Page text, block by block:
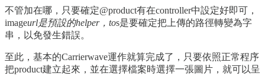
不管加在哪，只要確定@product有在controller中設定好即可，
imageurl是預設的helper，tos是要確定把上傳的路徑轉變為字
串，以免發生錯誤。
至此，基本的Carrierwave運作就算完成了，只要依照正常程序
把product建立起來，並在選擇檔案時選擇一張圖片，就可以呈